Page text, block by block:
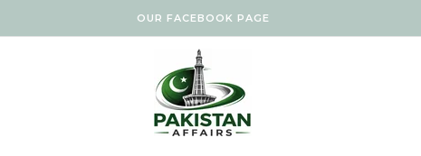
OUR FACEBOOK PAGE